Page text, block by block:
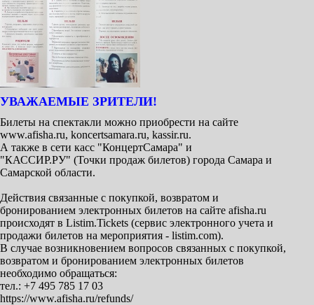
УВАЖАЕМЫЕ ЗРИТЕЛИ!
Билеты на спектакли можно приобрести на сайте
www.afisha.ru, koncertsamara.ru, kassir.ru.
А также в сети касс "КонцертСамара" и
"КАССИР.РУ" (Точки продаж билетов) города Самара и
Самарской области.
Действия связанные с покупкой, возвратом и
бронированием электронных билетов на сайте afisha.ru
происходят в Listim.Tickets (сервис электронного учета и
продажи билетов на мероприятия - listim.com).
В случае возникновением вопросов связанных с покупкой,
возвратом и бронированием электронных билетов
необходимо обращаться:
тел.: +7 495 785 17 03
https://www.afisha.ru/refunds/